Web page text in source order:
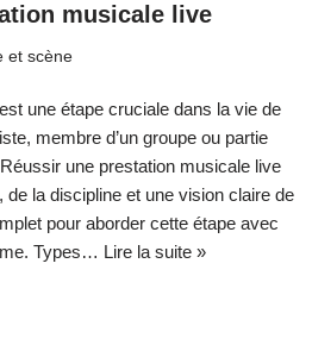
musicale live
et scène
une étape cruciale dans la vie de
membre d’un groupe ou partie
une prestation musicale live
de la discipline et une vision claire de
pour aborder cette étape avec
Types… Lire la suite »